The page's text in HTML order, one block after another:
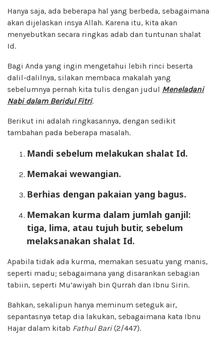
Hanya saja, ada beberapa hal yang berbeda, sebagaimana
akan dijelaskan insya Allah. Karena itu, kita akan
menyebutkan secara ringkas adab dan tuntunan shalat
Id.
Bagi Anda yang ingin mengetahui lebih rinci beserta
dalil-dalilnya, silakan membaca makalah yang
sebelumnya pernah kita tulis dengan judul Meneladani
Nabi dalam Beridul Fitri.
Berikut ini adalah ringkasannya, dengan sedikit
tambahan pada beberapa masalah.
Mandi sebelum melakukan shalat Id.
Memakai wewangian.
Berhias dengan pakaian yang bagus.
Memakan kurma dalam jumlah ganjil:
tiga, lima, atau tujuh butir, sebelum
melaksanakan shalat Id.
Apabila tidak ada kurma, memakan sesuatu yang manis,
seperti madu; sebagaimana yang disarankan sebagian
tabiin, seperti Mu’awiyah bin Qurrah dan Ibnu Sirin.
Bahkan, sekalipun hanya meminum seteguk air,
sepantasnya tetap dia lakukan, sebagaimana kata Ibnu
Hajar dalam kitab Fathul Bari(2/447).